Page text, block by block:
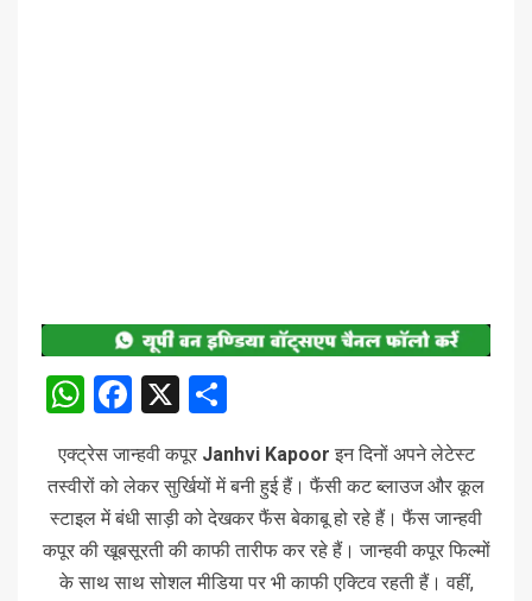
WhatsApp
Facebook
X
एक्ट्रेस जान्हवी कपूर Janhvi Kapoor इन दिनों अपने लेटेस्ट
तस्वीरों को लेकर सुर्खियों में बनी हुई हैं। फैंसी कट ब्लाउज और कूल
स्टाइल में बंधी साड़ी को देखकर फैंस बेकाबू हो रहे हैं। फैंस जान्हवी
कपूर की खूबसूरती की काफी तारीफ कर रहे हैं। जान्हवी कपूर फिल्मों
के साथ साथ सोशल मीडिया पर भी काफी एक्टिव रहती हैं। वहीं,